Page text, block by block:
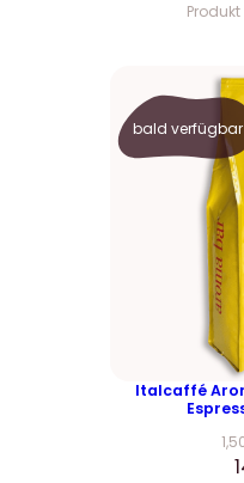
bald verfügbar
Italcaffé